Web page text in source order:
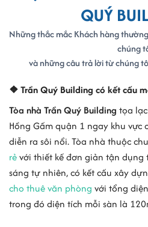
- Địa chỉ : Lầu 5, 57 Lê Thị Hồng
Quận 1, TP Hồ Chí Minh
CÔNG TY TRÁCH NHIỆM HỮU HẠN
NHẠC
- Địa chỉ : 57 Lê Thị Hồng Gấm,
TP Hồ Chí Minh
CÔNG TY TNHH MỘT THÀNH VIÊN
- Mã số thuế : 0310457854
- Địa chỉ : 57 Lê Thị Hồng Gấm,
TP Hồ Chí Minh
VĂN PHÒNG ĐẠI DIỆN CÔNG TY
VICTRAVEL
QUÝ
Những thắc mắc Khách hàng
chúng
và những câu trả lời từ chúng
❖ Trần Quý Building có kết cấu
Tòa nhà Trần Quý Building tọa
Hồng Gấm quận 1 ngay khu
diễn ra sôi nổi. Tòa nhà thuộc
rẻvới thiết kế đơn giản tận dụng
sáng tự nhiên, có kết cấu xây
cho thuê văn phòng với tổng
trong đó diện tích mỗi sàn là